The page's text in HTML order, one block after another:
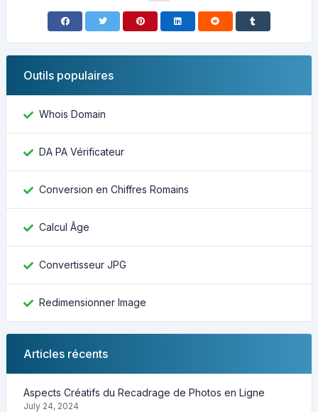
Outils populaires
Whois Domain
DA PA Vérificateur
Conversion en Chiffres Romains
Calcul Âge
Convertisseur JPG
Redimensionner Image
Articles récents
Aspects Créatifs du Recadrage de Photos en Ligne
July 24, 2024